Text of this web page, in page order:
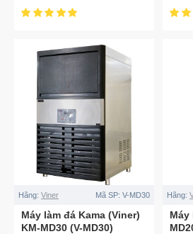
Hãng: Viner Mã SP: V-MD30
Máy làm đá Kama (Viner)
KM-MD30 (V-MD30)
Hãng:
Máy